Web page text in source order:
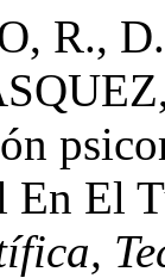
R.,
En El